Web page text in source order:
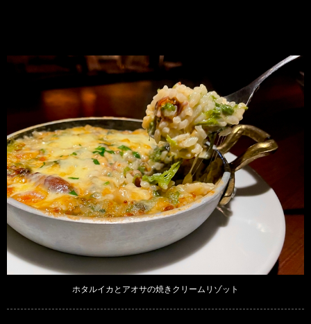
ホタルイカとアオサの焼きクリームリゾット